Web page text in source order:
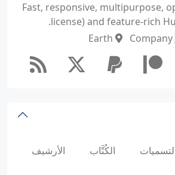
Fast, responsive, multipurpose,
license) and feature-rich
Company
Earth
الكُتَّاب الأرشيف